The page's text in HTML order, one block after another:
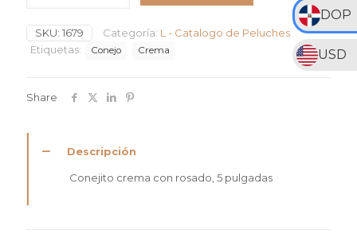
DOP
USD
cantidad
SKU: 1679 Categoría: L - Catalogo de Peluches
Etiquetas:
Conejo Crema
Share
Descripción
Conejito crema con rosado, 5 pulgadas